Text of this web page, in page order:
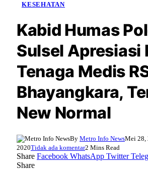
KESEHATAN
Kabid Humas
Sulsel Apresiasi
Tenaga Medis
Bhayangkara,
New Normal
By Metro Info NewsMei 28,
2020Tidak ada komentar2 Mins Read
Share Facebook WhatsApp Twitter
Share